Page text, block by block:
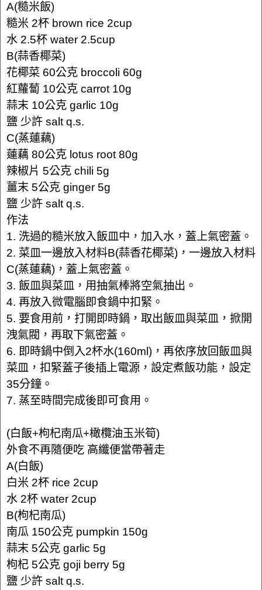
A(糙米飯)
糙米 2杯 brown rice 2cup
水 2.5杯 water 2.5cup
B(蒜香椰菜)
花椰菜 60公克 broccoli 60g
紅蘿蔔 10公克 carrot 10g
蒜末 10公克 garlic 10g
鹽 少許 salt q.s.
C(蒸蓮藕)
蓮藕 80公克 lotus root 80g
辣椒片 5公克 chili 5g
薑末 5公克 ginger 5g
鹽 少許 salt q.s.
作法
1. 洗過的糙米放入飯皿中，加入水，蓋上氣密蓋。
2. 菜皿一邊放入材料B(蒜香花椰菜)，一邊放入材料
C(蒸蓮藕)，蓋上氣密蓋。
3. 飯皿與菜皿，用抽氣棒將空氣抽出。
4. 再放入微電腦即食鍋中扣緊。
5. 要食用前，打開即時鍋，取出飯皿與菜皿，掀開
洩氣閥，再取下氣密蓋。
6. 即時鍋中倒入2杯水(160ml)，再依序放回飯皿與
菜皿，扣緊蓋子後插上電源，設定煮飯功能，設定
35分鐘。
7. 蒸至時間完成後即可食用。
(白飯+枸杞南瓜+橄欖油玉米筍)
外食不再隨便吃 高纖便當帶著走
A(白飯)
白米 2杯 rice 2cup
水 2杯 water 2cup
B(枸杞南瓜)
南瓜 150公克 pumpkin 150g
蒜末 5公克 garlic 5g
枸杞 5公克 goji berry 5g
鹽 少許 salt q.s.